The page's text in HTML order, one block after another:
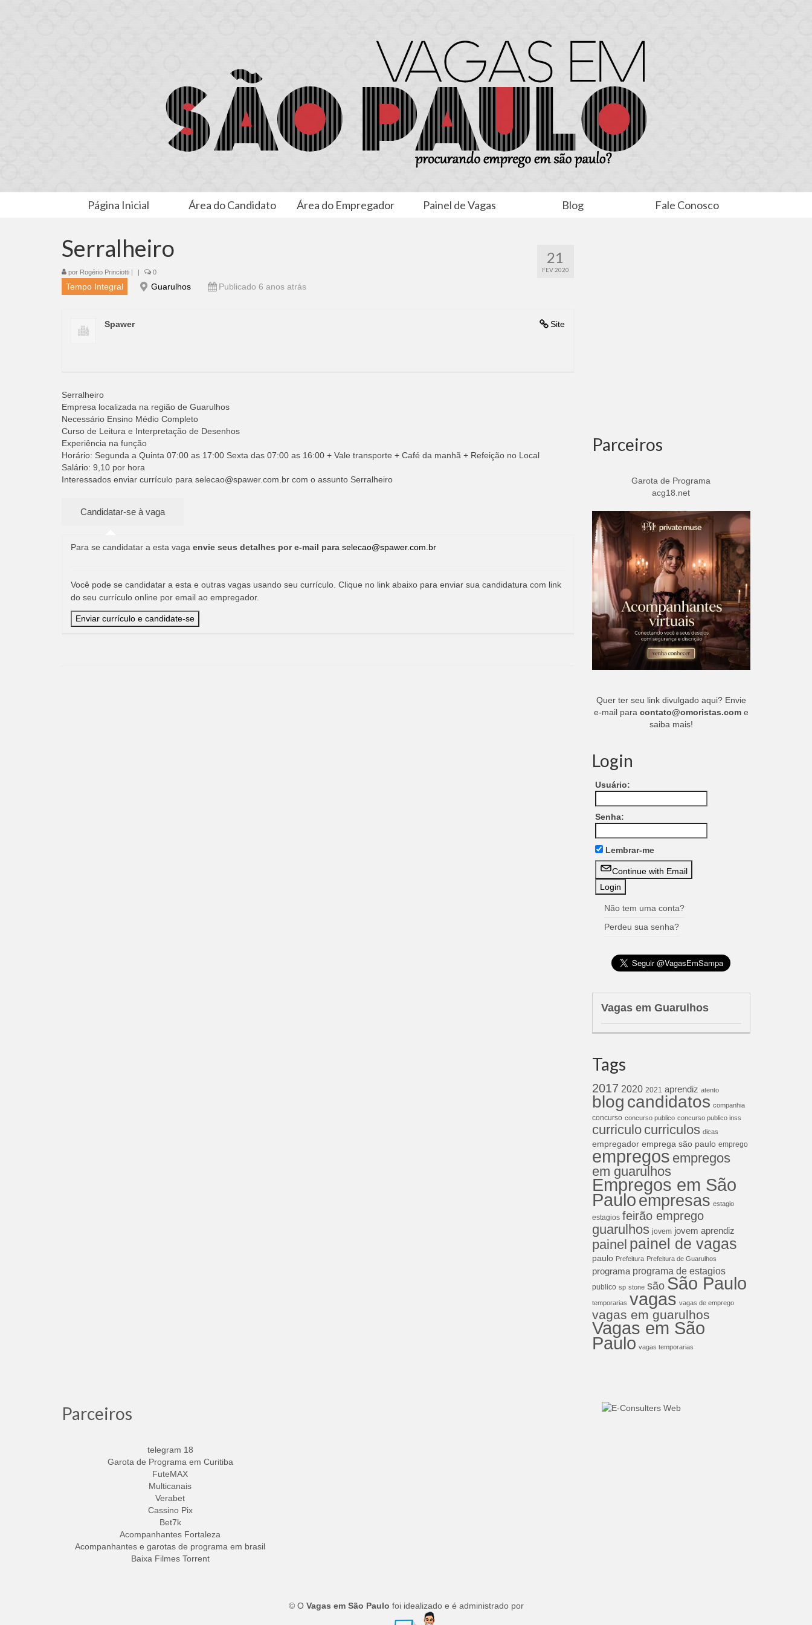
Página Inicial Área do Candidato Área do Empregador Painel de Vagas Blog Fale Conosco
21
FEV 2020
Serralheiro
por Rogério Princiotti | | 0
Tempo Integral Guarulhos Publicado 6 anos atrás
Site
Spawer
Serralheiro
Empresa localizada na região de Guarulhos
Necessário Ensino Médio Completo
Curso de Leitura e Interpretação de Desenhos
Experiência na função
Horário: Segunda a Quinta 07:00 as 17:00 Sexta das 07:00 as 16:00 + Vale transporte + Café da manhã + Refeição no Local
Salário: 9,10 por hora
Interessados enviar currículo para selecao@spawer.com.br com o assunto Serralheiro
Para se candidatar a esta vaga envie seus detalhes por e-mail para selecao@spawer.com.br
Você pode se candidatar a esta e outras vagas usando seu currículo. Clique no link abaixo para enviar sua candidatura com link
do seu currículo online por email ao empregador.
Parceiros
Garota de Programa
acg18.net
Quer ter seu link divulgado aqui? Envie
e-mail para contato@omoristas.come
saiba mais!
Login
Usuário:
Senha:
Lembrar-me
Continue with Email
Não tem uma conta?
Perdeu sua senha?
Vagas em Guarulhos
Tags
2017 2020 2021 aprendiz atento
blog candidatos companhia
concurso concurso publico concurso publico inss
curriculo curriculos dicas
empregador emprega são paulo emprego
empregos empregos
em guarulhos
Empregos em São
Pauloempresas estagio
estagios feirão emprego
guarulhos jovem jovem aprendiz
painel painel de vagas
paulo Prefeitura Prefeitura de Guarulhos
programa programa de estagios
publico sp stone são São Paulo
temporarias vagas vagas de emprego
vagas em guarulhos
Vagas em São
Paulo vagas temporarias
Parceiros
telegram 18
Garota de Programa em Curitiba
FuteMAX
Multicanais
Verabet
Cassino Pix
Bet7k
Acompanhantes Fortaleza
Acompanhantes e garotas de programa em brasil
Baixa Filmes Torrent
© O Vagas em São Paulo foi idealizado e é administrado por